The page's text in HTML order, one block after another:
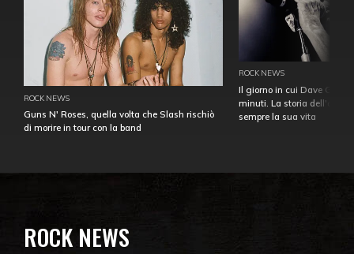
ROCK NEWS
Guns N' Roses, quella volta che Slash rischiò
di morire in tour con la band
ROCK NEWS
Il giorno in cui Dave
minuti. La storia
sempre la sua vita
ROCK NEWS